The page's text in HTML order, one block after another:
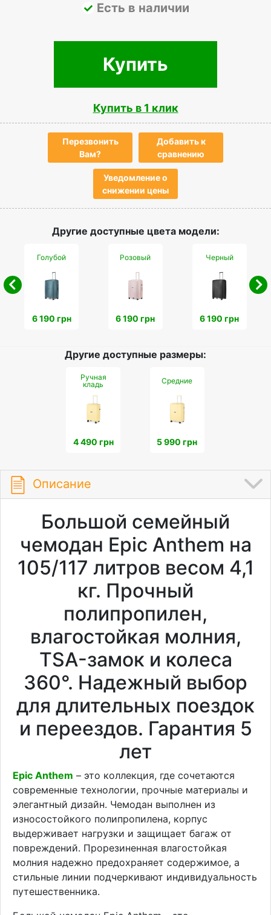
Есть в наличии
Купить
Купить в 1 клик
Перезвонить
Вам?
Добавить к
сравнению
Уведомление о
снижении цены
Другие доступные цвета модели:
Голубой
6 190 грн
Розовый
6 190 грн
Черный
6 190 грн
Другие доступные размеры:
Ручная
кладь
4 490 грн
Средние
5 990 грн
Описание
Большой семейный
чемодан Epic Anthem на
105/117 литров весом 4,1
кг. Прочный
полипропилен,
влагостойкая молния,
TSA-замок и колеса
360°. Надежный выбор
для длительных поездок
и переездов. Гарантия 5
лет
Epic Anthem – это коллекция, где сочетаются
современные технологии, прочные материалы и
элегантный дизайн. Чемодан выполнен из
износостойкого полипропилена, корпус
выдерживает нагрузки и защищает багаж от
повреждений. Прорезиненная влагостойкая
молния надежно предохраняет содержимое, а
стильные линии подчеркивают индивидуальность
путешественника.